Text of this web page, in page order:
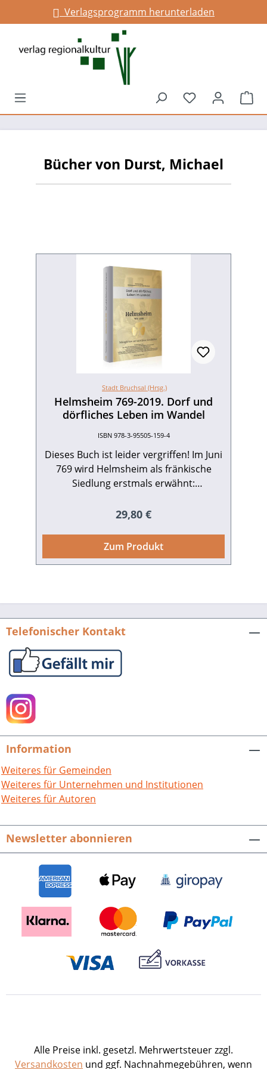
springenVerlagsprogramm herunterladen
Du hast 0
Bücher von Durst, Michael
Stadt Bruchsal (Hrsg.)
Helmsheim 769-2019. Dorf und
dörfliches Leben im Wandel
ISBN 978-3-95505-159-4
Dieses Buch ist leider vergriffen! Im Juni
769 wird Helmsheim als fränkische
Siedlung erstmals erwähnt:
Lorsch beurkunden die fromme Stiftung
Benediktinerbrüdern um des
Helmolvesheim“ überlässt. Damit tritt
Entwicklung in diesem Buch entlang
Gegenwart weiterverfolgt wird. Immer
steht die Darstellung von Wandel und
konfessionellen Gegensätzen in der
frühen Neuzeit. Das 19. Jahrhundert
begann in Helmsheim wirtschaftlich
Bemühungen um genossenschaftliche
Zusammenarbeit vielversprechend und
gab dem Dorf spürbaren Aufwind. Zwei
verlustreiche Weltkriege, eine Diktatur
und der Neubeginn mit stark
gewachsener, durch Heimatvertriebene
deutlich vergrößerter Bevölkerung
prägten die erste Hälfte des 20.
durch einen nahezu vollständigen
Wandel des bäuerlichen Dorfes zur
Kreisstadt Bruchsal bestimmt. Im
Zur 1250-Jahr-Feier erscheint als
Regulärer Preis:
29,80 €
Zum Produkt
Telefonischer Kontakt
Information
Weiteres für Gemeinden
Weiteres für Unternehmen und Institutionen
Weiteres für Autoren
Newsletter abonnieren
Alle Preise inkl. gesetzl. Mehrwertsteuer zzgl.
Versandkosten und ggf. Nachnahmegebühren, wenn